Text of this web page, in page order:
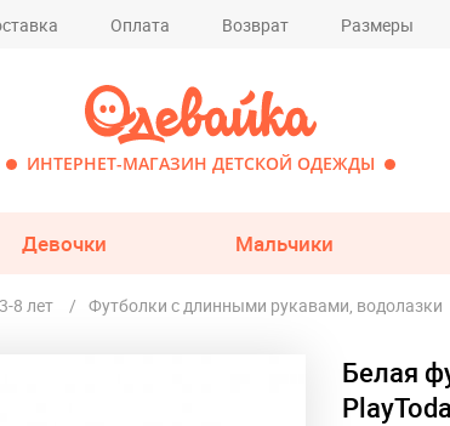
Оплата Возврат Размеры
ИНТЕРНЕТ-МАГАЗИН ДЕТСКОЙ ОДЕЖДЫ
Девочки Мальчики
3-8 лет Футболки с длинными рукавами, водолазки
Белая